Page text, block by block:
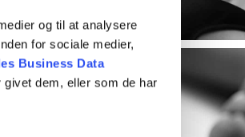
og til at analysere
for sociale medier,
Business Data
dem, eller som de har